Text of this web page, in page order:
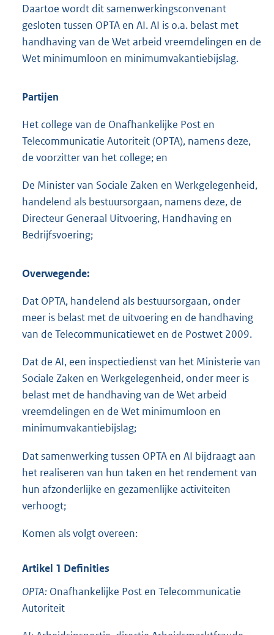
Daartoe wordt dit samenwerkingsconvenant
gesloten tussen OPTA en AI. AI is o.a. belast met
handhaving van de Wet arbeid vreemdelingen en de
Wet minimumloon en minimumvakantiebijslag.
Partijen
Het college van de Onafhankelijke Post en
Telecommunicatie Autoriteit (OPTA), namens deze,
de voorzitter van het college; en
De Minister van Sociale Zaken en Werkgelegenheid,
handelend als bestuursorgaan, namens deze, de
Directeur Generaal Uitvoering, Handhaving en
Bedrijfsvoering;
Overwegende:
Dat OPTA, handelend als bestuursorgaan, onder
meer is belast met de uitvoering en de handhaving
van de Telecommunicatiewet en de Postwet 2009.
Dat de AI, een inspectiedienst van het Ministerie van
Sociale Zaken en Werkgelegenheid, onder meer is
belast met de handhaving van de Wet arbeid
vreemdelingen en de Wet minimumloon en
minimumvakantiebijslag;
Dat samenwerking tussen OPTA en AI bijdraagt aan
het realiseren van hun taken en het rendement van
hun afzonderlijke en gezamenlijke activiteiten
verhoogt;
Komen als volgt overeen:
Artikel 1 Definities
OPTA: Onafhankelijke Post en Telecommunicatie
Autoriteit